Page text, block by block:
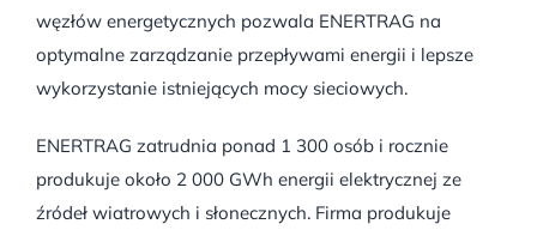
węzłów energetycznych pozwala ENERTRAG na
optymalne zarządzanie przepływami energii i lepsze
wykorzystanie istniejących mocy sieciowych.
ENERTRAG zatrudnia ponad 1 300 osób i rocznie
produkuje około 2 000 GWh energii elektrycznej ze
źródeł wiatrowych i słonecznych. Firma produkuje